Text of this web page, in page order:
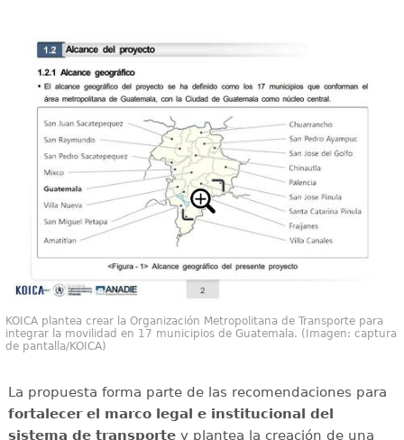
KOICA plantea crear la Organización Metropolitana de Transporte para
integrar la movilidad en 17 municipios de Guatemala. (Imagen: captura
de pantalla/KOICA)
La propuesta forma parte de las recomendaciones para
fortalecer el marco legal e institucional del
sistema de transportey plantea la creación de una